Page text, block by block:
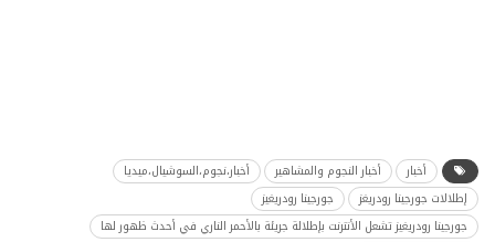
أخبار أخبار النجوم والمشاهير
أخبار،نجوم،السوشيال،ميديا
إطلالات جورجينا رودريغز
جورجينا رودريغيز
جورجينا رودريغيز تشعل الأنترنت بإطلالة جريئة بالأحمر الناري في أحدث ظهور لها